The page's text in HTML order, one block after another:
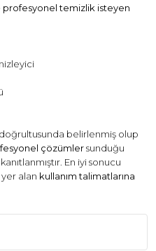
profesyonel temizlik isteyen
doğrultusunda belirlenmiş olup
çözümlersunduğu
En iyi sonucu
yer alan kullanım talimatlarına